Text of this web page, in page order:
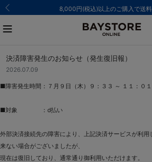
8,000円(税込)以上のご購入で送
決済障害発生のお知らせ（発生復旧報）
2026.07.09
■障害発生時間：７月９日（木）９：３３ ～ １１：０１
■対象 ：d払い
外部決済接続先の障害により、上記決済サービスが利用
来ない場合がございましたが、
現在は復旧しており、通常通り御利用いただけます。